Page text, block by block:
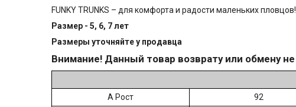
FUNKY TRUNKS – для комфорта и радости маленьких пловцов!
Размер - 5, 6, 7 лет
Размеры уточняйте у продавца
Внимание! Данный товар возврату или обмену
А Рост
92